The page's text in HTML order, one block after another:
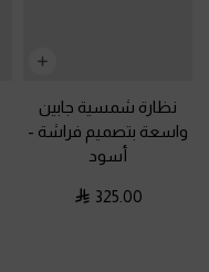
نظارة شمسية جابين
واسعة بتصميم فراشة -
أسود
325.00